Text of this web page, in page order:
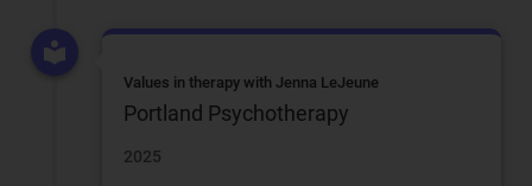
Values in therapy with Jenna LeJeune
Portland Psychotherapy
2025